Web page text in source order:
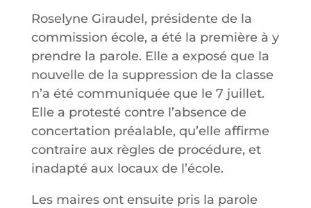
Roselyne Giraudel, présidente de la
commission école, a été la première à y
prendre la parole. Elle a exposé que la
nouvelle de la suppression de la classe
n’a été communiquée que le 7 juillet.
Elle a protesté contre l’absence de
concertation préalable, qu’elle affirme
contraire aux règles de procédure, et
inadapté aux locaux de l’école.
Les maires ont ensuite pris la parole